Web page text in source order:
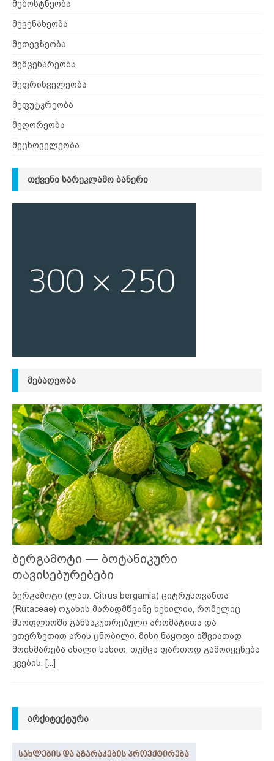
მებოსტნეობა
მევენახეობა
მეთევზეობა
მემცენარეობა
მეფრინველეობა
მეფუტკრეობა
მეღორეობა
მეცხოველეობა
ᲗᲥᲕᲔᲜᲘ ᲡᲐᲠᲔᲙᲚᲐᲛᲝ ᲑᲐᲜᲔᲠᲘ
ᲛᲔᲑᲐᲦᲔᲝᲑᲐ
ბერგამოტი — ბოტანიკური
თავისებურებები
ბერგამოტი (ლათ. Citrus bergamia) ციტრუსოვანთა
(Rutaceae) ოჯახის მარადმწვანე ხეხილია, რომელიც
მსოფლიოში განსაკუთრებული არომატითა და
ეთერზეთით არის ცნობილი. მისი ნაყოფი იშვიათად
მოიხმარება ახალი სახით, თუმცა ფართოდ გამოიყენება
კვების, [...]
ᲐᲠᲥᲘᲢᲔᲥᲢᲣᲠᲐ